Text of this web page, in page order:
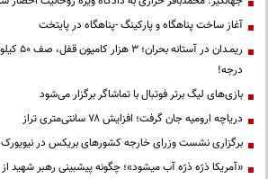
آغاز ساخت پناهگاه و پارکینگ -پناهگاه در پایتخت
درجه!
بازی‌های لیگ برتر فوتبال با تماشاگر برگزار می‌شود
دریاچه ارومیه جان گرفت؛ افزایش ۷۸ سانتی‌متری تراز
برگزاری نشست وزرای خارجه کشورهای بریکس در نیویورک
«آمریکا ذرّه ذرّه آب میشود»؛ چگونه پیشبینی رهبر شهید